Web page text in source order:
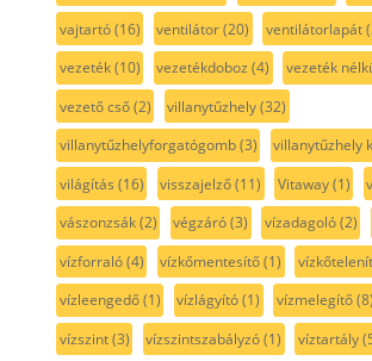
vajtartó(16) ventilátor(20) ventilátorlapát
vezeték(10) vezetékdoboz (4) vezeték
vezető cső(2) villanytűzhely(32)
villanytűzhelyforgatógomb(3) villanytűzhely
világítás (16) visszajelző(11) Vitaway(1)
vászonzsák(2) végzáró(3) vízadagoló(2)
vízforraló(4) vízkőmentesítő(1)
vízleengedő(1) vízlágyító(1) vízmelegítő(8)
vízszint(3) vízszintszabályzó(1) víztartály